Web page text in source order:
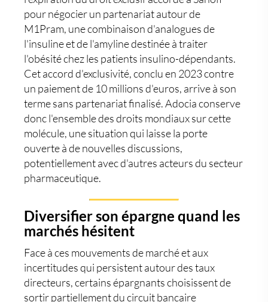
pour négocier un partenariat autour de
M1Pram, une combinaison d'analogues de
l'insuline et de l'amyline destinée à traiter
l'obésité chez les patients insulino-dépendants.
Cet accord d'exclusivité, conclu en 2023 contre
un paiement de 10 millions d'euros, arrive à son
terme sans partenariat finalisé. Adocia conserve
donc l'ensemble des droits mondiaux sur cette
molécule, une situation qui laisse la porte
ouverte à de nouvelles discussions,
potentiellement avec d'autres acteurs du secteur
pharmaceutique.
Diversifier son épargne quand les
marchés hésitent
Face à ces mouvements de marché et aux
incertitudes qui persistent autour des taux
directeurs, certains épargnants choisissent de
sortir partiellement du circuit bancaire